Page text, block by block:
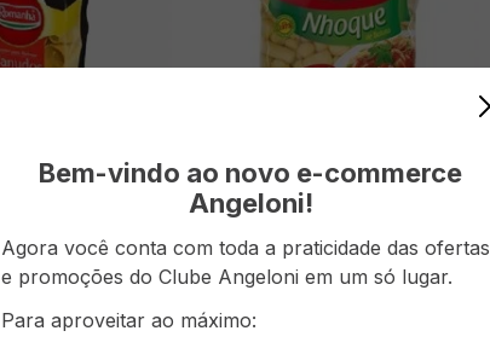
AVISE-ME
Nhoque Romanha 500g
(0 avaliações)
Bem-vindo ao novo e-commerce
Angeloni!
Agora você conta com toda a praticidade das ofertas
e promoções do Clube Angeloni em um só lugar.
Para aproveitar ao máximo: